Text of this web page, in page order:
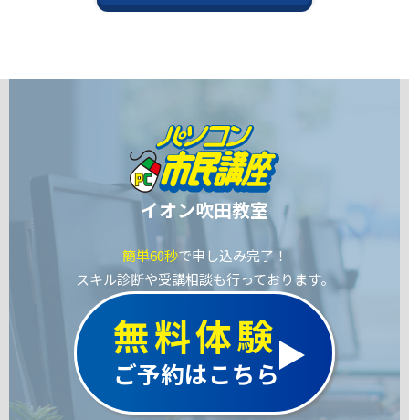
イオン吹田教室
簡単60秒で申し込み完了！
スキル診断や受講相談も行っております。
無料体験
ご予約はこちら